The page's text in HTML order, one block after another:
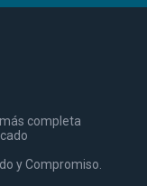
completa
y Compromiso.